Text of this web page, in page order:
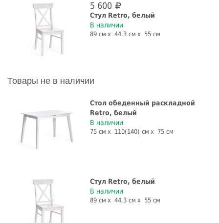
5 600
Стул Retro, белый
В наличии
89 см 44.3 см 55 см
Товары не в наличии
Стол обеденный раскладной
Retro, белый
В наличии
75 см 110(140) см 75 см
Стул Retro, белый
В наличии
89 см 44.3 см 55 см